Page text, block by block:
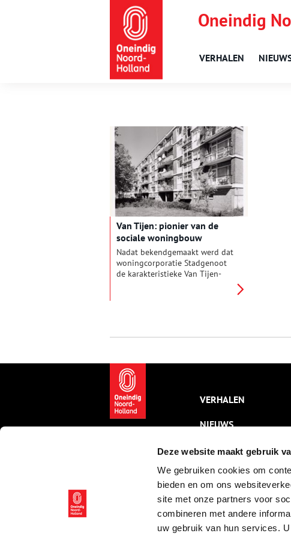
Deze website maakt gebruik
We gebruiken cookies om
bieden en om ons
site met onze partners voor
combineren met andere
uw gebruik van hun services.
Oneindig
VERHALEN
Van Tijen: pionier van de
sociale woningbouw
Nadat bekendgemaakt werd dat
woningcorporatie Stadgenoot
de karakteristieke Van Tijen-
woningen zo bijzonder?
VERHALEN
NIEUWS
KALENDER
THEMA’S
ACTIVITEITEN
VIDEO’S